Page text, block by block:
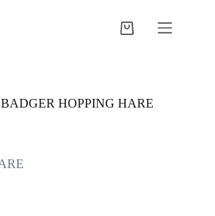
Carro
BADGER HOPPING HARE